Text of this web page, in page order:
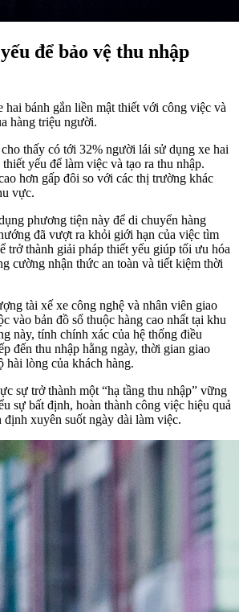
để bảo vệ thu nhập
bánh gắn liền mật thiết với công việc và
hàng triệu người.
thấy có tới 32% người lái sử dụng xe hai
yếu để làm việc và tạo ra thu nhập.
hơn gấp đôi so với các thị trường khác
vực.
phương tiện này để di chuyển hàng
đã vượt ra khỏi giới hạn của việc tìm
trở thành giải pháp thiết yếu giúp tối ưu hóa
cường nhận thức an toàn và tiết kiệm thời
tài xế xe công nghệ và nhân viên giao
vào bản đồ số thuộc hàng cao nhất tại khu
này, tính chính xác của hệ thống điều
đến thu nhập hằng ngày, thời gian giao
hài lòng của khách hàng.
sự trở thành một “hạ tầng thu nhập” vững
sự bất định, hoàn thành công việc hiệu quả
định xuyên suốt ngày dài làm việc.